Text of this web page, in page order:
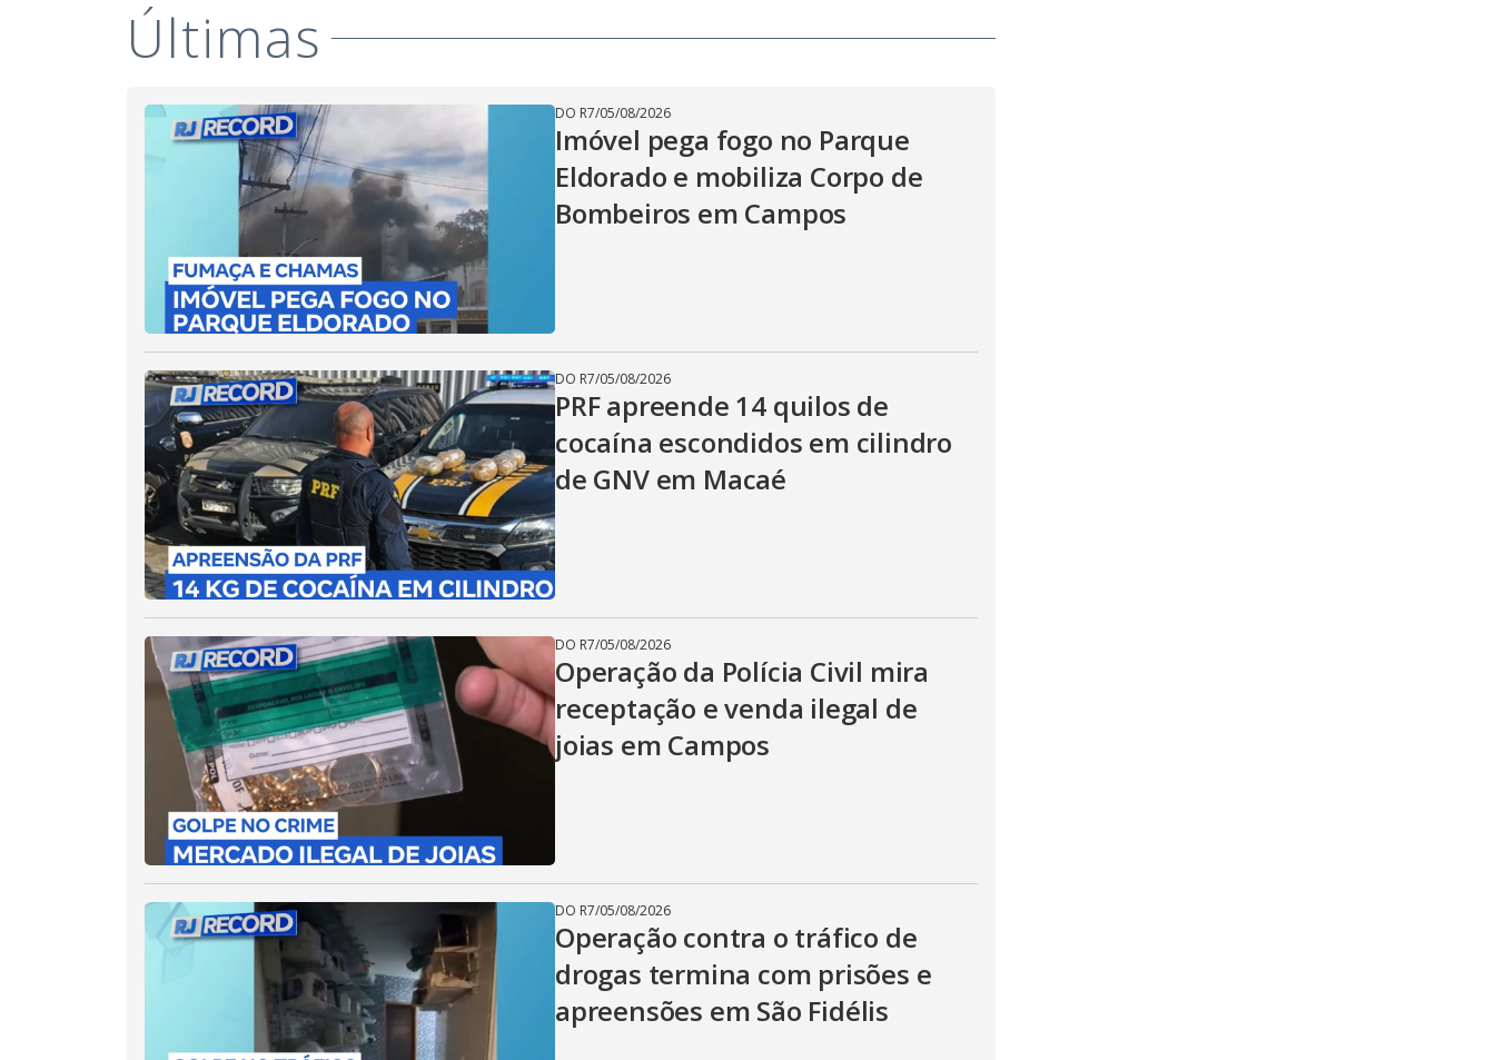
Últimas
DO R7/05/08/2026
Imóvel pega fogo no Parque
Eldorado e mobiliza Corpo de
Bombeiros em Campos
DO R7/05/08/2026
PRF apreende 14 quilos de
cocaína escondidos em cilindro
de GNV em Macaé
DO R7/05/08/2026
Operação da Polícia Civil mira
receptação e venda ilegal de
joias em Campos
DO R7/05/08/2026
Operação contra o tráfico de
drogas termina com prisões e
apreensões em São Fidélis